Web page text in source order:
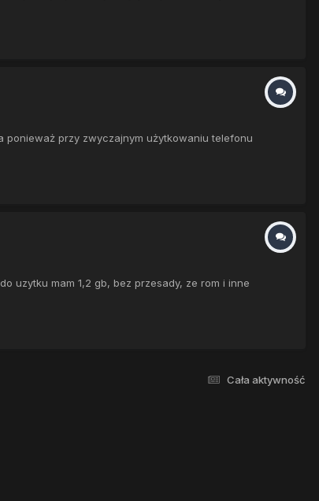
ponieważ przy zwyczajnym użytkowaniu telefonu
uzytku mam 1,2 gb, bez przesady, ze rom i inne
Cała aktywność